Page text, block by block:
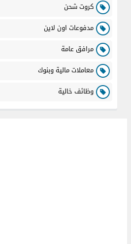
كروت شحن
مدفوعات اون لاين
مرافق عامة
معاملات مالية وبنوك
وظائف خالية